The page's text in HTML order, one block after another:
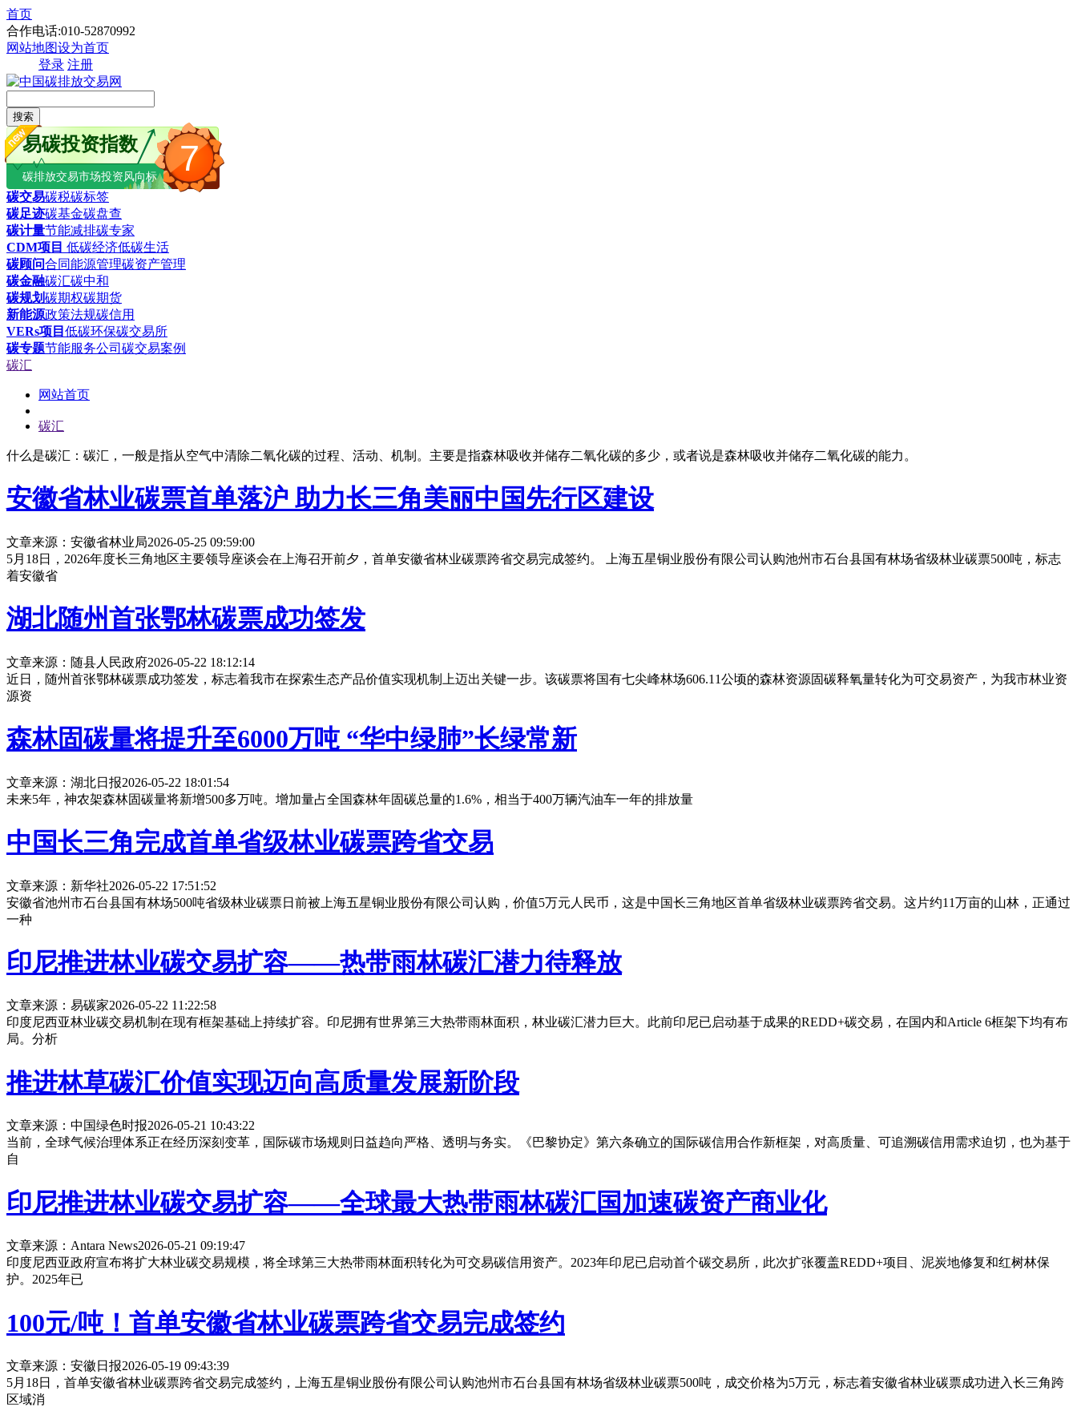
首页
合作电话:010-52870992
网站地图设为首页
登录 注册
搜索
7
易碳投资指数
碳排放交易市场投资风向标
碳交易碳税碳标签
碳足迹碳基金碳盘查
碳计量节能减排碳专家
CDM项目 低碳经济低碳生活
碳顾问合同能源管理碳资产管理
碳金融碳汇碳中和
碳规划碳期权碳期货
新能源政策法规碳信用
VERs项目 低碳环保碳交易所
碳专题节能服务公司 碳交易案例
碳汇
网站首页
碳汇
什么是碳汇：碳汇，一般是指从空气中清除二氧化碳的过程、活动、机制。主要是指森林吸收并储存二氧化碳的多少，或者说是森林吸收并储存二氧化碳的能力。
安徽省林业碳票首单落沪 助力长三角美丽中国先行区建设
文章来源：安徽省林业局2026-05-25 09:59:00
5月18日，2026年度长三角地区主要领导座谈会在上海召开前夕，首单安徽省林业碳票跨省交易完成签约。 上海五星铜业股份有限公司认购池州市石台县国有林场省级林业碳票500吨，标志
着安徽省
湖北随州首张鄂林碳票成功签发
文章来源：随县人民政府2026-05-22 18:12:14
近日，随州首张鄂林碳票成功签发，标志着我市在探索生态产品价值实现机制上迈出关键一步。该碳票将国有七尖峰林场606.11公顷的森林资源固碳释氧量转化为可交易资产，为我市林业资
源资
森林固碳量将提升至6000万吨 “华中绿肺”长绿常新
文章来源：湖北日报2026-05-22 18:01:54
未来5年，神农架森林固碳量将新增500多万吨。增加量占全国森林年固碳总量的1.6%，相当于400万辆汽油车一年的排放量
中国长三角完成首单省级林业碳票跨省交易
文章来源：新华社2026-05-22 17:51:52
安徽省池州市石台县国有林场500吨省级林业碳票日前被上海五星铜业股份有限公司认购，价值5万元人民币，这是中国长三角地区首单省级林业碳票跨省交易。这片约11万亩的山林，正通过
一种
印尼推进林业碳交易扩容——热带雨林碳汇潜力待释放
文章来源：易碳家2026-05-22 11:22:58
印度尼西亚林业碳交易机制在现有框架基础上持续扩容。印尼拥有世界第三大热带雨林面积，林业碳汇潜力巨大。此前印尼已启动基于成果的REDD+碳交易，在国内和Article 6框架下均有布
局。分析
推进林草碳汇价值实现迈向高质量发展新阶段
文章来源：中国绿色时报2026-05-21 10:43:22
当前，全球气候治理体系正在经历深刻变革，国际碳市场规则日益趋向严格、透明与务实。《巴黎协定》第六条确立的国际碳信用合作新框架，对高质量、可追溯碳信用需求迫切，也为基于
自
印尼推进林业碳交易扩容——全球最大热带雨林碳汇国加速碳资产商业化
文章来源：Antara News2026-05-21 09:19:47
印度尼西亚政府宣布将扩大林业碳交易规模，将全球第三大热带雨林面积转化为可交易碳信用资产。2023年印尼已启动首个碳交易所，此次扩张覆盖REDD+项目、泥炭地修复和红树林保
护。2025年已
100元/吨！首单安徽省林业碳票跨省交易完成签约
文章来源：安徽日报2026-05-19 09:43:39
5月18日，首单安徽省林业碳票跨省交易完成签约，上海五星铜业股份有限公司认购池州市石台县国有林场省级林业碳票500吨，成交价格为5万元，标志着安徽省林业碳票成功进入长三角跨
区域消